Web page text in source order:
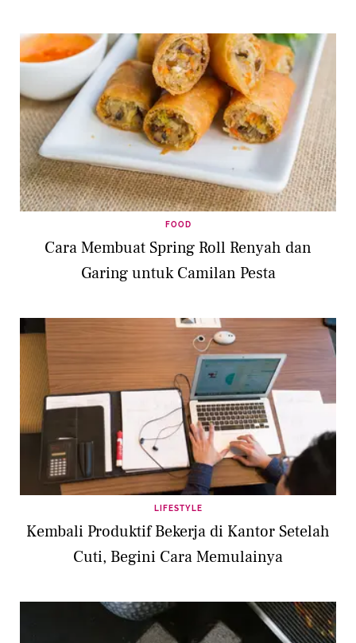
FOOD
Cara Membuat Spring Roll Renyah dan
Garing untuk Camilan Pesta
LIFESTYLE
Kembali Produktif Bekerja di Kantor Setelah
Cuti, Begini Cara Memulainya